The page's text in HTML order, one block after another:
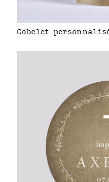
Gobelet